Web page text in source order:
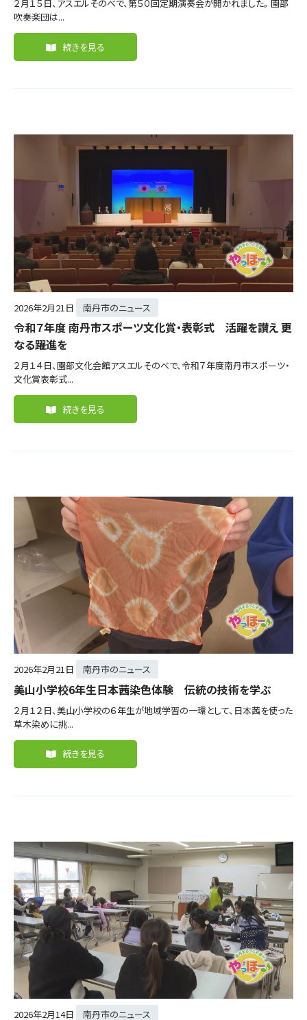
２月１５日、アスエルそのべで、第５０回定期演奏会が開かれました。 園部
吹奏楽団は...
続きを見る
2026年2月21日 南丹市のニュース
令和７年度 南丹市スポーツ文化賞・表彰式 活躍を讃え 更
なる躍進を
２月１４日、園部文化会館アスエルそのべで、令和７年度南丹市スポーツ・
文化賞表彰式...
続きを見る
2026年2月21日 南丹市のニュース
美山小学校6年生日本茜染色体験 伝統の技術を学ぶ
２月１２日、美山小学校の６年生が地域学習の一環として、日本茜を使った
草木染めに挑...
続きを見る
2026年2月14日 南丹市のニュース